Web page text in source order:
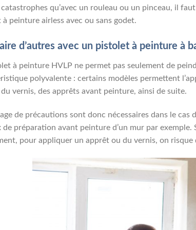
catastrophes qu’avec un rouleau ou un pinceau, il
peinture airless avec ou sans godet.
d’autres avec un pistolet à peinture à
à peinture HVLP ne permet pas seulement de
polyvalente : certains modèles permettent
du vernis, des apprêts avant peinture, ainsi de suite.
de précautions sont donc nécessaires dans le
de préparation avant peinture d’un mur par
pour appliquer un apprêt ou du vernis, on